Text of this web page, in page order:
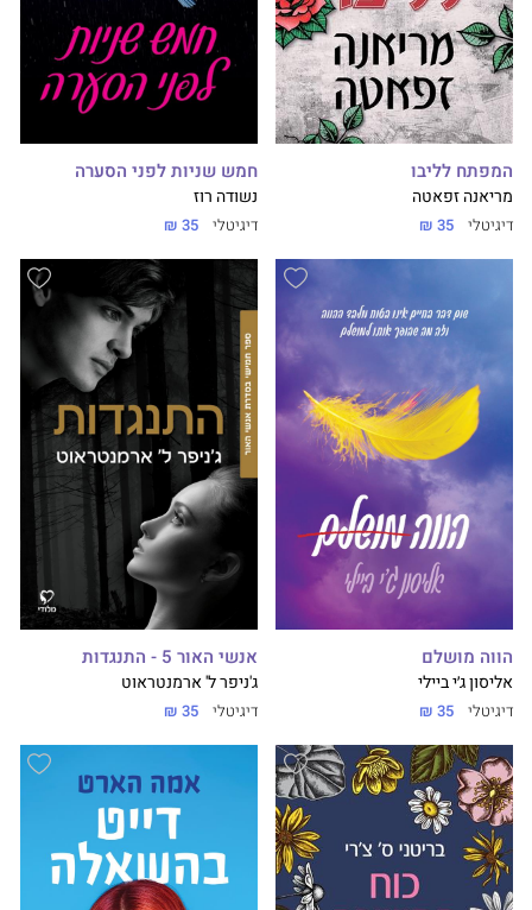
המפתח לליבו
מריאנה זפאטה
דיגיטלי 35 ₪
חמש שניות לפני הסערה
נשודה רוז
דיגיטלי 35 ₪
הווה מושלם
אליסון ג׳י ביילי
דיגיטלי 35 ₪
אנשי האור 5 - התנגדות
ג'ניפר ל' ארמנטראוט
דיגיטלי 35 ₪